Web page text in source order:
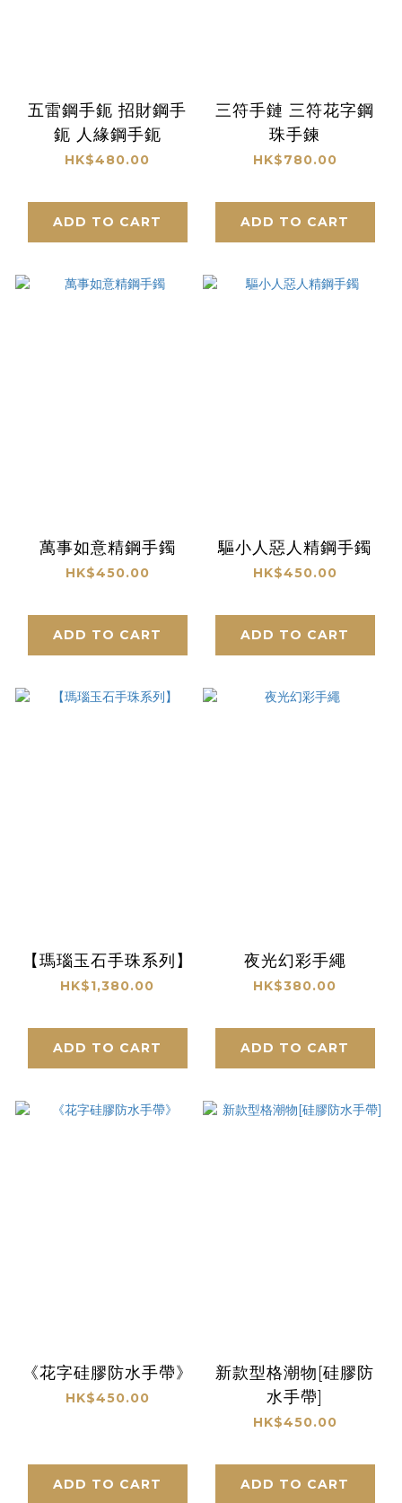
五雷鋼手鈪 招財鋼手
鈪 人緣鋼手鈪
HK$480.00
ADD TO CART
三符手鏈 三符花字鋼
珠手鍊
HK$780.00
ADD TO CART
萬事如意精鋼手鐲
HK$450.00
ADD TO CART
驅小人惡人精鋼手鐲
HK$450.00
ADD TO CART
【瑪瑙玉石手珠系列】
HK$1,380.00
ADD TO CART
夜光幻彩手繩
HK$380.00
ADD TO CART
《花字硅膠防水手帶》
HK$450.00
ADD TO CART
新款型格潮物[硅膠防
水手帶]
HK$450.00
ADD TO CART